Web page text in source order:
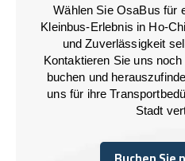
Wählen Sie OsaBus für
Kleinbus-Erlebnis in Ho-
und Zuverlässigkeit
Kontaktieren Sie uns
buchen und
uns für ihre
Stadt